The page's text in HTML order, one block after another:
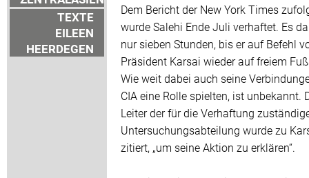
TEXTE
EILEEN
HEERDEGEN
Dem Bericht der New York Times
wurde Salehi Ende Juli verhaftet. Es
nur sieben Stunden, bis er auf Befehl
Präsident Karsai wieder auf freiem
Wie weit dabei auch seine
CIA eine Rolle spielten, ist unbekannt.
Leiter der für die Verhaftung
Untersuchungsabteilung wurde zu
zitiert, „um seine Aktion zu erklären“.